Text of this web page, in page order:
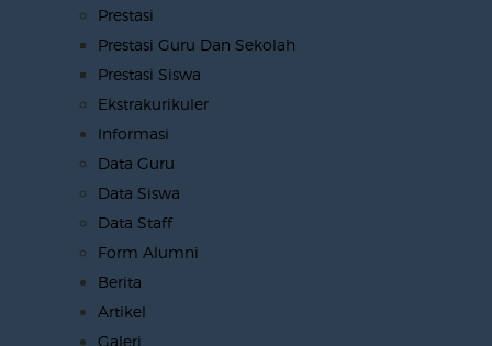
Prestasi
Prestasi Guru Dan Sekolah
Prestasi Siswa
Ekstrakurikuler
Informasi
Data Guru
Data Siswa
Data Staff
Form Alumni
Berita
Artikel
Galeri